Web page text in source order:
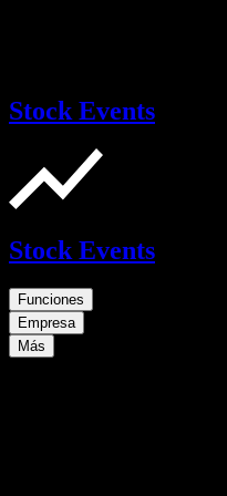
Stock Events
Stock Events
Funciones
Empresa
Más